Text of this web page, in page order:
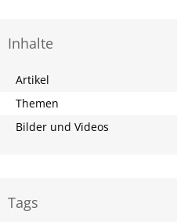
Inhalte
Artikel
Themen
Bilder und Videos
Tags